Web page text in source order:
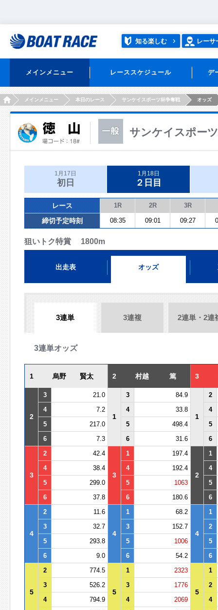
知る楽しむ レーサ
メインメニュー レーススケジュール デ
HOMEメインメニュー 本日のレース サンケイスポーツ杯争奪戦 オッズ
サンケイスポー
1月17日
初日
1月18日
２日目
レース 1R 2R 3R
締切予定時刻 08:35 09:01 09:27
狙いトク特賞 1800m
出走表 オッズ
3連単 3連複 2連単・2連
3連単オッズ
1 烏野 賢太 2 村越 篤 3
2
3 21.0
1
3 84.9
1
2
4
7.2 4 33.8
4
5
217.0 5 498.4
5
6
7.3 6 31.6 6
3
2 42.4
3
1 197.4
2
1
4
38.4 4 192.4
4
5
299.0 5 1063
5
6
37.8 6 180.6 6
4
2 11.6
4
1 68.2
4
1
3
32.7 3 152.7
2
5
293.8 5 1006
5
6
9.0 6 54.2 6
5
2 774.5
5
1 2323
5
1
3
526.2 3 1776
2
4
794.9 4 2069
4